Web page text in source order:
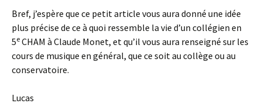
Bref, j’espère que ce petit article vous aura donné une idée
plus précise de ce à quoi ressemble la vie d’un collégien en
5e CHAM à Claude Monet, et qu’il vous aura renseigné sur les
cours de musique en général, que ce soit au collège ou au
conservatoire.
Lucas